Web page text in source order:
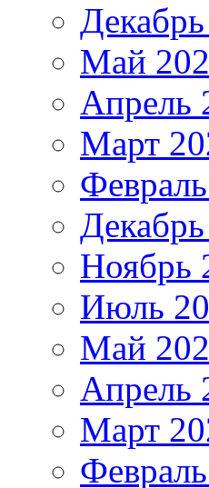
Май
Апрель
Март
Ноябрь
Июль
Май
Апрель
Март